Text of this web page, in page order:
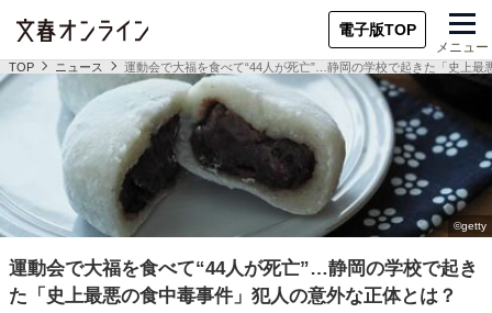
電子版TOP
メニュー
TOP ニュース 運動会で大福を食べて“44人が死亡”…静岡の学校で起きた「史上
運動会で大福を食べて“44人が死亡”…静岡の学校で起き
た「史上最悪の食中毒事件」犯人の意外な正体とは？